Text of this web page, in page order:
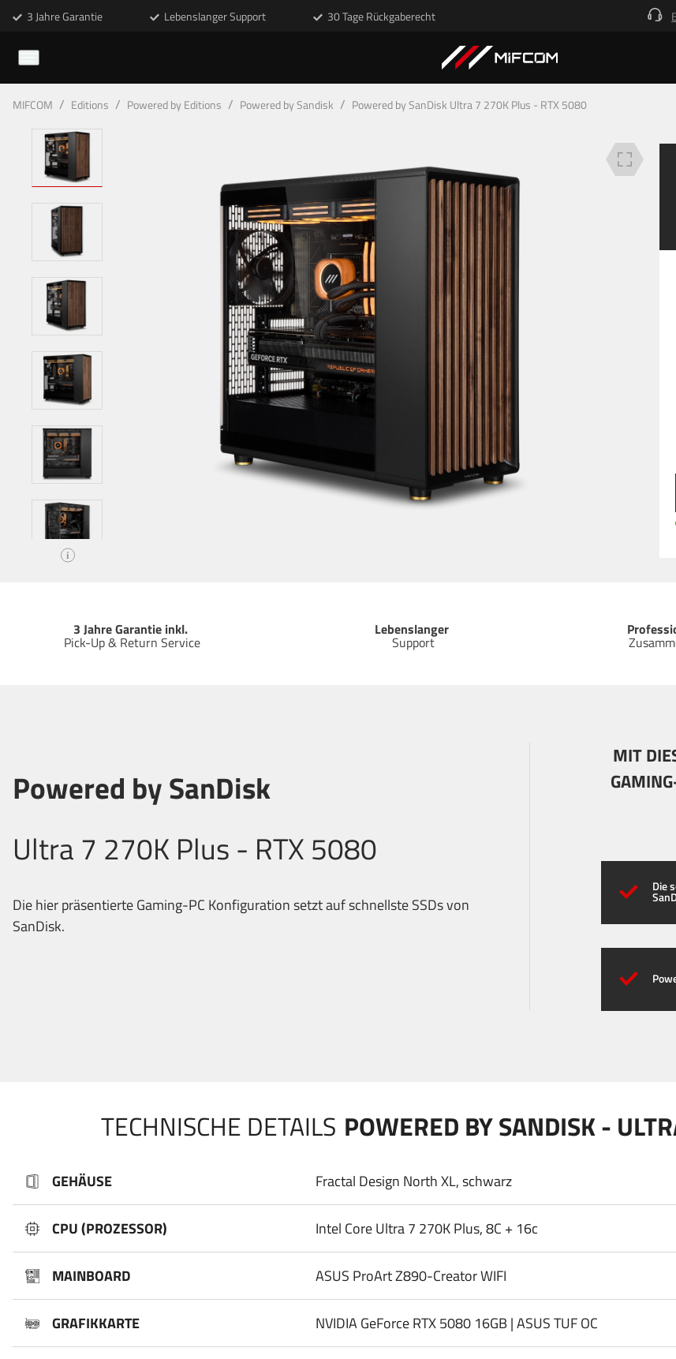
3 Jahre Garantie Lebenslanger Support 30 Tage Rückgaberecht
Beschreibung
Technische Details
MIFCOM / Editions / Powered by Editions / Powered by Sandisk / Powered by SanDisk Ultra 7 270K Plus - RTX 5080
i
3 Jahre Garantie inkl.
Pick-Up & Return Service
Lebenslanger
Support
Powered by SanDisk
Ultra 7 270K Plus - RTX 5080
Die hier präsentierte Gaming-PC Konfiguration setzt auf schnellste SSDs von
SanDisk.
MIT
Die
TECHNISCHE DETAILS POWERED BY SANDISK -
GEHÄUSE Fractal Design North XL, schwarz
CPU (PROZESSOR) Intel Core Ultra 7 270K Plus, 8C + 16c
MAINBOARD ASUS ProArt Z890-Creator WIFI
GRAFIKKARTE NVIDIA GeForce RTX 5080 16GB | ASUS TUF OC